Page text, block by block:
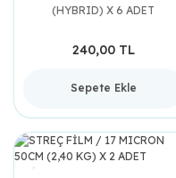
(HYBRID) X 6 ADET
240,00 TL
Sepete Ekle